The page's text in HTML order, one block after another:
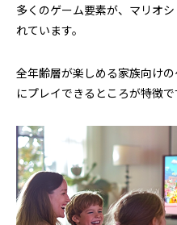
多くのゲーム要素が、マリオ
れています。
全年齢層が楽しめる家族向け
にプレイできるところが特徴で